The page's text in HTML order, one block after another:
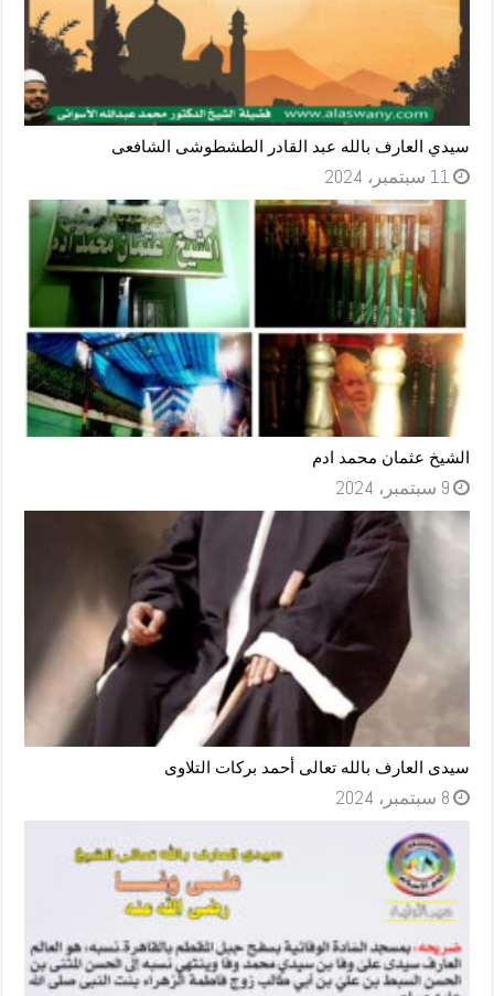
سيدي العارف بالله عبد القادر الطشطوشى الشافعى
11 سبتمبر، 2024
الشيخ عثمان محمد ادم
9 سبتمبر، 2024
سيدى العارف بالله تعالى أحمد بركات التلاوى
8 سبتمبر، 2024